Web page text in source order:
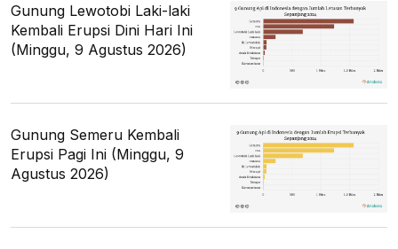
Gunung Lewotobi Laki-laki
Kembali Erupsi Dini Hari Ini
(Minggu, 9 Agustus 2026)
Gunung Semeru Kembali
Erupsi Pagi Ini (Minggu, 9
Agustus 2026)